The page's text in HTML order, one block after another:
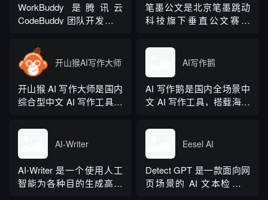
WorkBuddy 是腾讯云
CodeBuddy 团队开发的全
作台，2026 年 3 月正式上
线，6 月推出企业版抖音
百科。区别于普通对话式
AI，它是可以直接操作电
脑本地授权文件的 AI 助
笔墨公文是北京笔墨跳动
科技旗下垂直公文赛道
制公文专业场景，依托海
量标准公文语料训练专属
大模型。平台整合 AI 公文
生成、全维度智能校对、
范文库、实时更新素材
核心板块，兼顾公文快速
撰写、文稿合...
开山猴AI写作大师
开山猴 AI 写作大师是国内
综合型中文 AI 写作工具，
方法论与自研大模型算
法，大幅降低 AI 使用门
槛，无需专业提示词技巧
即可产出高质量文稿。平
台覆盖 20 余个行业领域、
AI写作鹅
AI 写作鹅是国内全场景中
文 AI 写作工具，搭载海量
公文、学术论文、电商短
视频、新媒体、文学创
作、多行业策划等上百类
场景，集成伪原创改写、
图生文、多语言翻译、
AI-Writer
AI-Writer 是一个使用人工
智能为各种目的生成高质
Eesel AI
Detect GPT 是一款面向网
页场景的 AI 文本检测工